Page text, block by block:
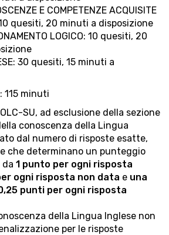
E COMPETENZE ACQUISITE
10 quesiti, 20 minuti a disposizione
LOGICO: 10 quesiti, 20
30 quesiti, 15 minuti a
115 minuti
SU, ad esclusione della sezione
conoscenza della Lingua
dal numero di risposte esatte,
che determinano un punteggio
1 punto per ogni risposta
ogni risposta non data e una
punti per ogni risposta
della Lingua Inglese non
per le risposte